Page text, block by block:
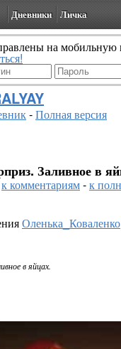
Дневники Личка
на мобильную
-Полная версия
Заливное в
к комментариям-к
Оленька_Коваленко
в яйцах.